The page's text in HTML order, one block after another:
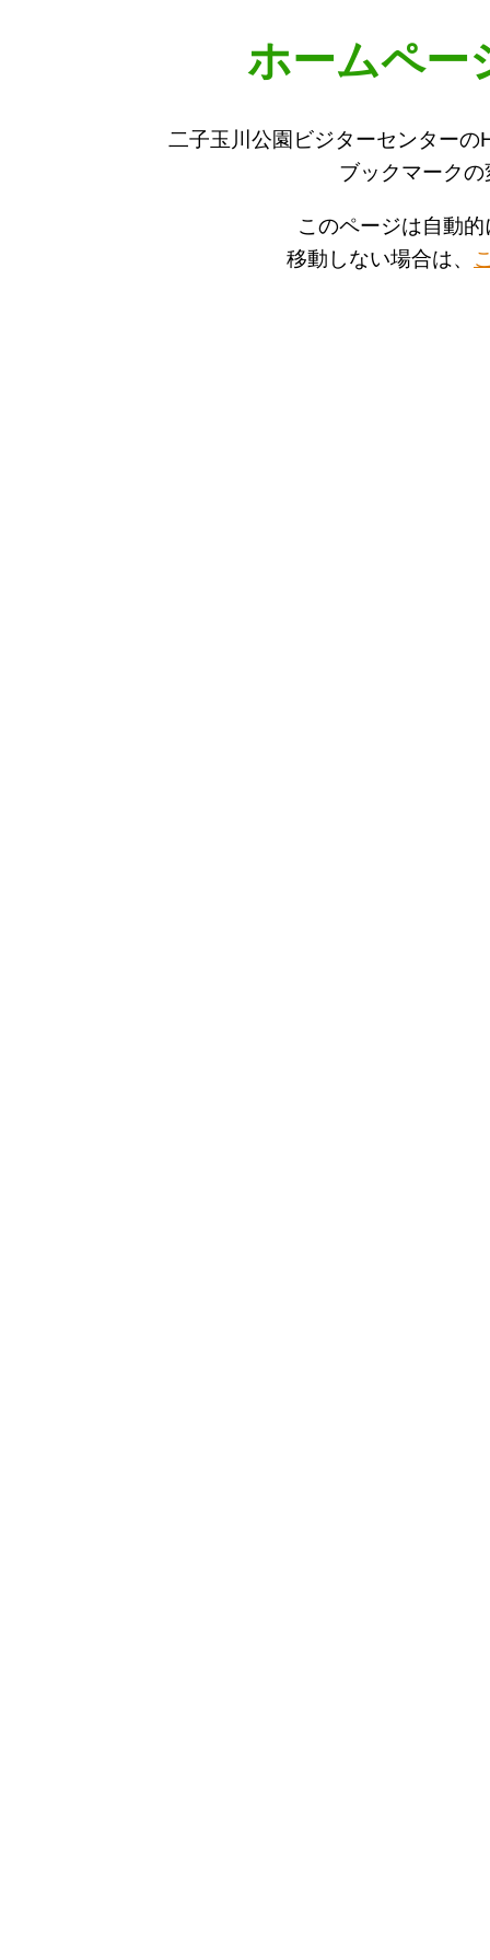
ホームペー
二子玉川公園ビジターセンター
ブックマーク
このページは自動
移動しない場合は、